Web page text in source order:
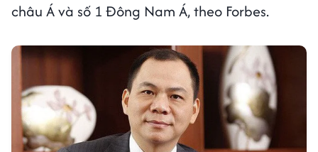
châu Á và số 1 Đông Nam Á, theo Forbes.